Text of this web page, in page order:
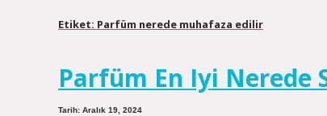
Etiket: Parfüm nerede muhafaza edilir
Parfüm En Iyi Nerede
Tarih: Aralık 19, 2024